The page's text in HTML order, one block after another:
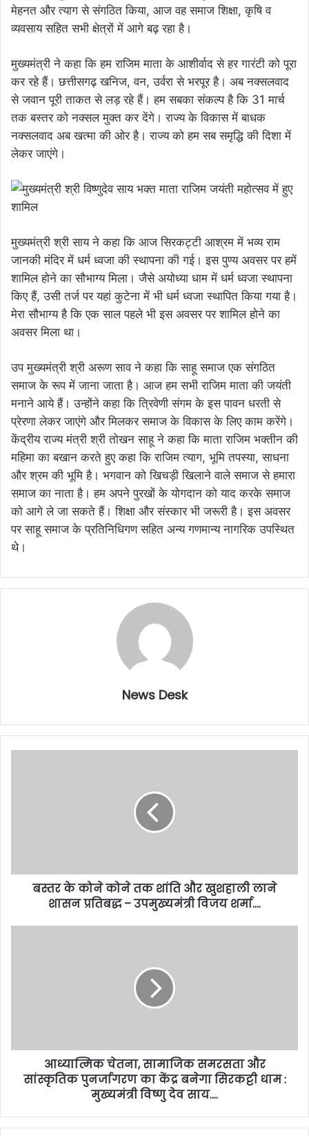
मेहनत और त्याग से संगठित किया, आज वह समाज शिक्षा, कृषि व
व्यवसाय सहित सभी क्षेत्रों में आगे बढ़ रहा है।
मुख्यमंत्री ने कहा कि हम राजिम माता के आशीर्वाद से हर गारंटी को पूरा
कर रहे हैं। छत्तीसगढ़ खनिज, वन, उर्वरा से भरपूर है। अब नक्सलवाद
से जवान पूरी ताकत से लड़ रहे हैं। हम सबका संकल्प है कि 31 मार्च
तक बस्तर को नक्सल मुक्त कर देंगे। राज्य के विकास में बाधक
नक्सलवाद अब खत्मा की ओर है। राज्य को हम सब समृद्धि की दिशा में
लेकर जाएंगे।
मुख्यमंत्री श्री साय ने कहा कि आज सिरकट्टी आश्रम में भव्य राम
जानकी मंदिर में धर्म ध्वजा की स्थापना की गई। इस पुण्य अवसर पर हमें
शामिल होने का सौभाग्य मिला। जैसे अयोध्या धाम में धर्म ध्वजा स्थापना
किए हैं, उसी तर्ज पर यहां कुटेना में भी धर्म ध्वजा स्थापित किया गया है।
मेरा सौभाग्य है कि एक साल पहले भी इस अवसर पर शामिल होने का
अवसर मिला था।
उप मुख्यमंत्री श्री अरूण साव ने कहा कि साहू समाज एक संगठित
समाज के रूप में जाना जाता है। आज हम सभी राजिम माता की जयंती
मनाने आये हैं। उन्होंने कहा कि त्रिवेणी संगम के इस पावन धरती से
प्रेरणा लेकर जाएंगे और मिलकर समाज के विकास के लिए काम करेंगे।
केंद्रीय राज्य मंत्री श्री तोखन साहू ने कहा कि माता राजिम भक्तीन की
महिमा का बखान करते हुए कहा कि राजिम त्याग, भूमि तपस्या, साधना
और श्रम की भूमि है। भगवान को खिचड़ी खिलाने वाले समाज से हमारा
समाज का नाता है। हम अपने पुरखों के योगदान को याद करके समाज
को आगे ले जा सकते हैं। शिक्षा और संस्कार भी जरूरी है। इस अवसर
पर साहू समाज के प्रतिनिधिगण सहित अन्य गणमान्य नागरिक उपस्थित
थे।
News Desk
बस्तर के कोने कोने तक शांति और खुशहाली लाने
शासन प्रतिबद्ध – उपमुख्यमंत्री विजय शर्मा….
आध्यात्मिक चेतना, सामाजिक समरसता और
सांस्कृतिक पुनर्जागरण का केंद्र बनेगा सिरकट्टी धाम :
मुख्यमंत्री विष्णु देव साय….